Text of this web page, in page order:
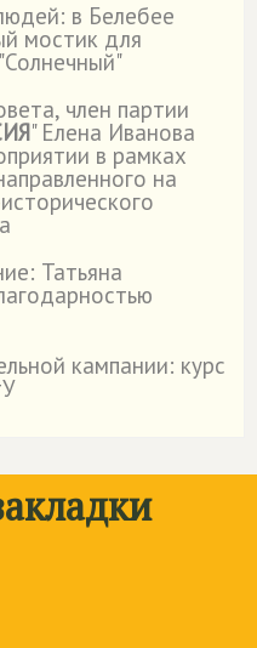
в Белебее
мостик для
член партии
" Елена Иванова
в рамках
на
Татьяна
кампании: курс